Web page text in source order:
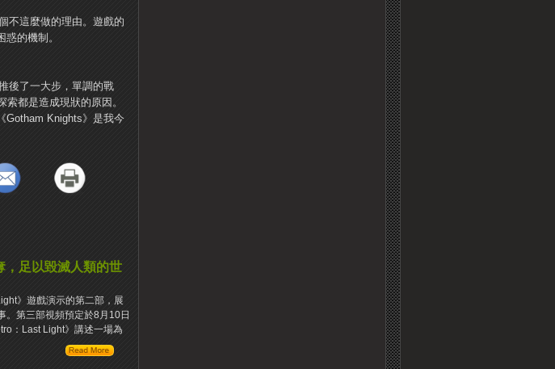
不這麼做的理由。遊戲的
的機制。
後了一大步，單調的戰
都是造成現狀的原因。
Gotham Knights》是我今
，足以毀滅人類的世
》遊戲演示的第二部，展
。第三部視頻預定於8月10日
：Last Light》講述一場為